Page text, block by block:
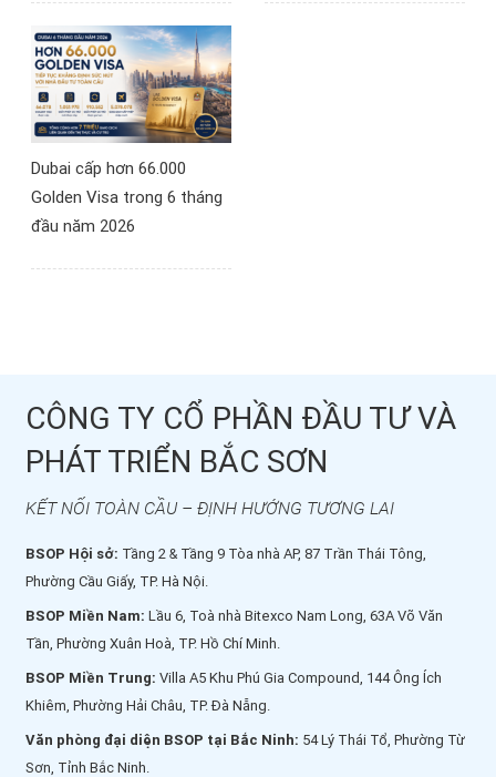
Dubai cấp hơn 66.000
Golden Visa trong 6 tháng
đầu năm 2026
CÔNG TY CỔ PHẦN ĐẦU TƯ VÀ
PHÁT TRIỂN BẮC SƠN
KẾT NỐI TOÀN CẦU – ĐỊNH HƯỚNG TƯƠNG LAI
BSOP Hội sở: Tầng 2 & Tầng 9 Tòa nhà AP, 87 Trần Thái Tông,
Phường Cầu Giấy, TP. Hà Nội.
BSOP Miền Nam: Lầu 6, Toà nhà Bitexco Nam Long, 63A Võ Văn
Tần, Phường Xuân Hoà, TP. Hồ Chí Minh.
BSOP Miền Trung: Villa A5 Khu Phú Gia Compound, 144 Ông Ích
Khiêm, Phường Hải Châu, TP. Đà Nẵng.
Văn phòng đại diện BSOP tại Bắc Ninh: 54 Lý Thái Tổ, Phường Từ
Sơn, Tỉnh Bắc Ninh.